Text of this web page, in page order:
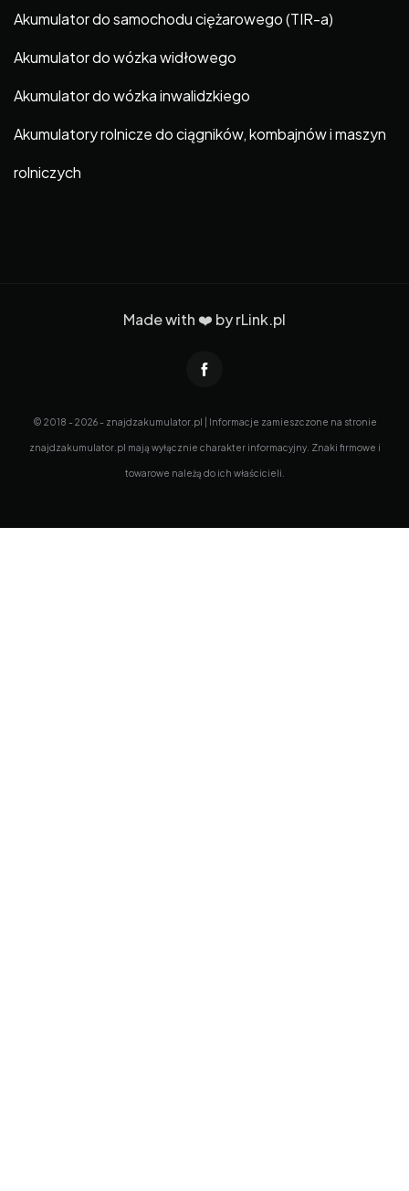
Akumulator do samochodu ciężarowego (TIR-a)
Akumulator do wózka widłowego
Akumulator do wózka inwalidzkiego
Akumulatory rolnicze do ciągników, kombajnów i maszyn
rolniczych
Made with ❤️ byrLink.pl
© 2018 - 2026 - znajdzakumulator.pl | Informacje zamieszczone na stronie
znajdzakumulator.pl mają wyłącznie charakter informacyjny. Znaki firmowe i
towarowe należą do ich właścicieli.